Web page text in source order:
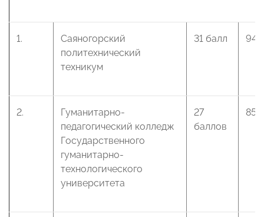
1.
Саяногорский
политехнический
техникум
31 балл 94
2.
Гуманитарно-
педагогический колледж
Государственного
гуманитарно-
технологического
университета
27
баллов
85